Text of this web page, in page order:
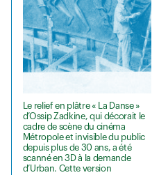
Le relief en plâtre « La Danse »
d’Ossip Zadkine, qui décorait le
cadre de scène du cinéma
Métropole et invisible du public
depuis plus de 30 ans, a été
scanné en 3D à la demande
d’Urban. Cette version